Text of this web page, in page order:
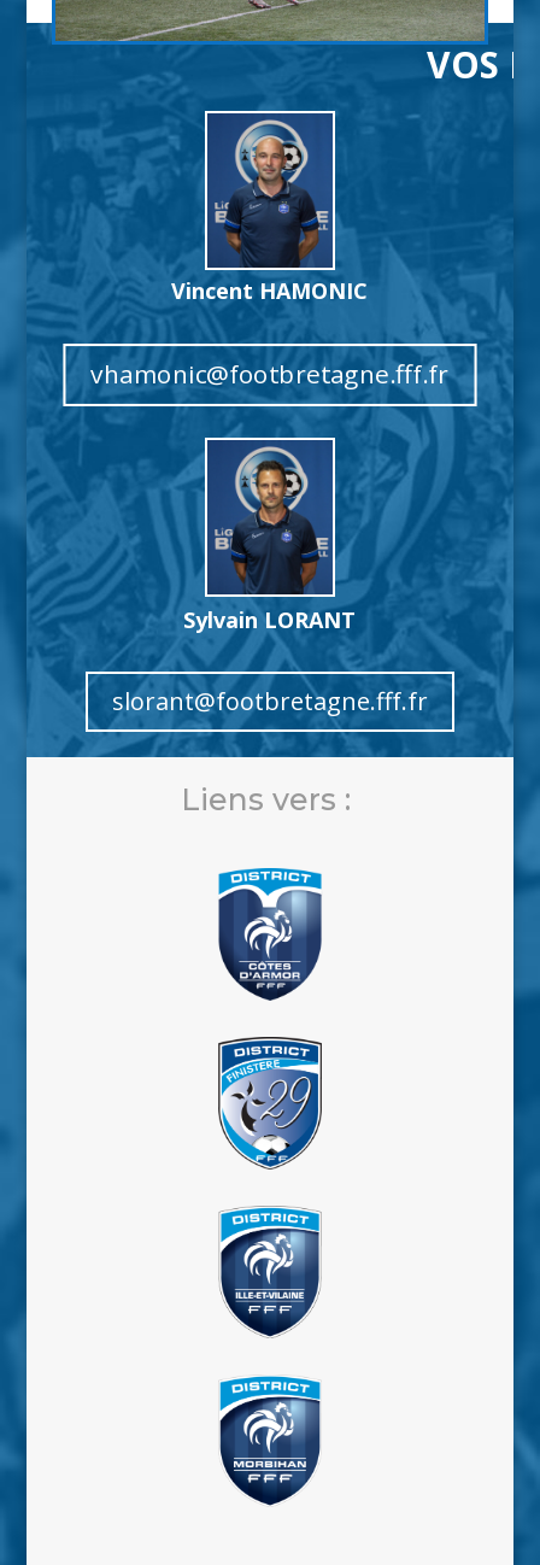
VOS
Vincent HAMONIC
vhamonic@footbretagne.fff.fr
Sylvain LORANT
slorant@footbretagne.fff.fr
Liens vers :